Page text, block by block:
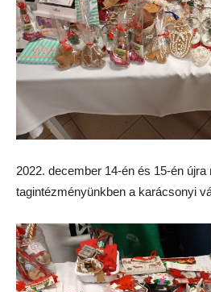
Iskola
2022. december 14-én és 15-én újra
tagintézményünkben a karácsonyi